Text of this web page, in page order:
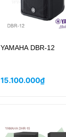
YAMAHA DBR-12
15.100.000₫